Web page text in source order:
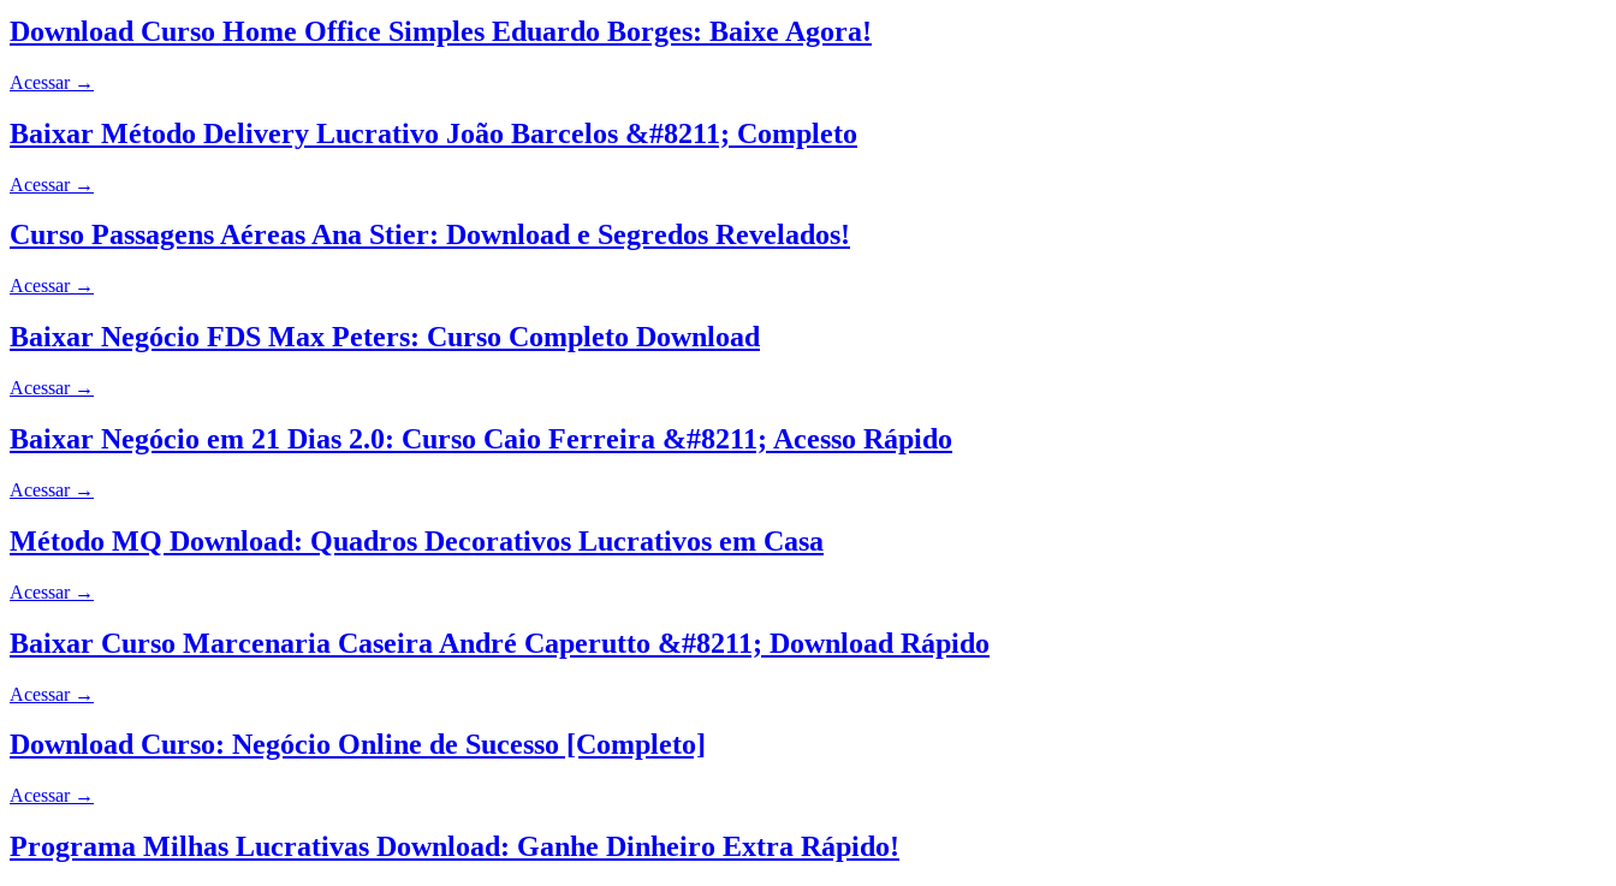
Download Curso Home Office Simples Eduardo Borges: Baixe Agora!
Acessar →
Baixar Método Delivery Lucrativo João Barcelos &#8211; Completo
Acessar →
Curso Passagens Aéreas Ana Stier: Download e Segredos Revelados!
Acessar →
Baixar Negócio FDS Max Peters: Curso Completo Download
Acessar →
Baixar Negócio em 21 Dias 2.0: Curso Caio Ferreira &#8211; Acesso Rápido
Acessar →
Método MQ Download: Quadros Decorativos Lucrativos em Casa
Acessar →
Baixar Curso Marcenaria Caseira André Caperutto &#8211; Download Rápido
Acessar →
Download Curso: Negócio Online de Sucesso [Completo]
Acessar →
Programa Milhas Lucrativas Download: Ganhe Dinheiro Extra Rápido!